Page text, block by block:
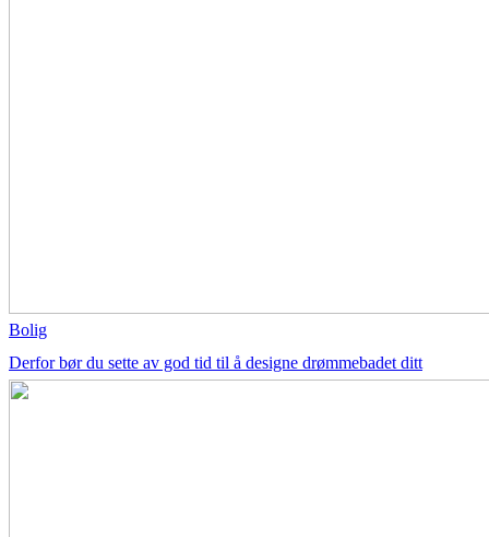
Bolig
Derfor bør du sette av god tid til å designe drømmebadet ditt